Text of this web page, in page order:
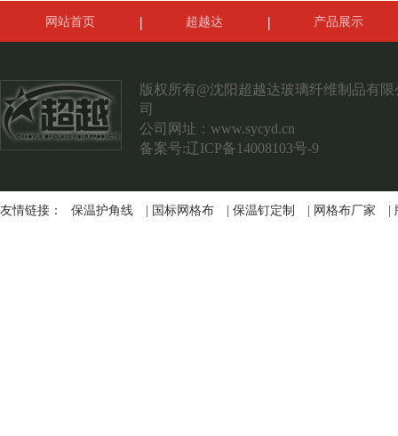
网站首页 超越达 产品展示
版权所有@沈阳超越达玻璃纤维制品有限
司
公司网址： www.sycyd.cn
备案号:辽ICP备14008103号-9
友情链接： 保温护角线 国标网格布 保温钉定制 网格布厂家 |